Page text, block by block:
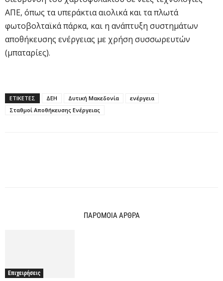
ΑΠΕ, όπως τα υπεράκτια αιολικά και τα πλωτά
φωτοβολταϊκά πάρκα, και η ανάπτυξη συστημάτων
αποθήκευσης ενέργειας με χρήση συσσωρευτών
(μπαταρίες).
ΕΤΙΚΕΤΕΣ ΔΕΗ Δυτική Μακεδονία
ενέργεια
Σταθμοί Αποθήκευσης Ενέργειας
ΠΑΡΟΜΟΙΑ ΑΡΘΡΑ
Επιχειρήσεις